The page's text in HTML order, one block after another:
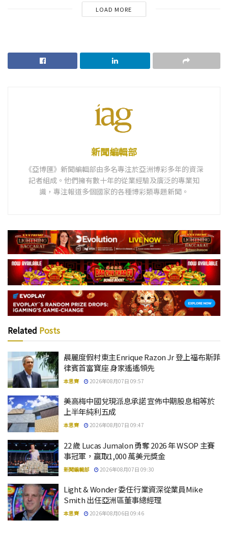
LOAD MORE
新聞編輯部
《亞博匯》新聞編輯部由多名專注於亞洲博彩多年的資深
記者組成。他們擁有數十年的從業經驗及廣泛的專業知
識，專注報道多個國家的各種博彩類專題新聞。
Related Posts
晨麗度假村東主Enrique Razon Jr 登上福布斯菲
律賓首富寶座 身家遙遙領先
本思齊 2026年08月07日 09:57
美高梅中國兌現派息承諾 宣佈中期股息相等於
上半年純利五成
本思齊 2026年08月07日 09:47
22 歲 Lucas Jumalon 勇奪 2026 年 WSOP 主賽
事冠軍，贏取1,000 萬美元獎金
新聞編輯部 2026年08月07日 09:30
Light & Wonder 委任行業資深從業員Mike
Smith 出任亞洲區董事總經理
本思齊 2026年08月06日 09:46